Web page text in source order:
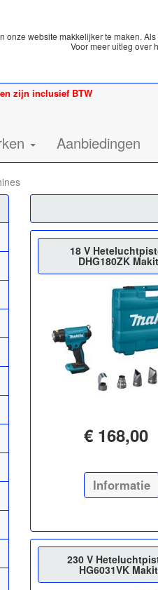
onze website makkelijker te maken.
Voor meer uitleg over
zijn inclusief BTW
Aanbiedingen
18 V
DHG180ZK
€ 168,00
Informatie
230 V
HG6031VK